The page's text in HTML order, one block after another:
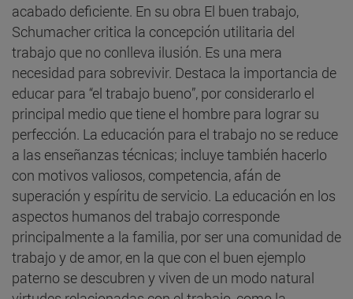
acabado deficiente. En su obra El buen trabajo,
Schumacher critica la concepción utilitaria del
trabajo que no conlleva ilusión. Es una mera
necesidad para sobrevivir. Destaca la importancia de
educar para “el trabajo bueno”, por considerarlo el
principal medio que tiene el hombre para lograr su
perfección. La educación para el trabajo no se reduce
a las enseñanzas técnicas; incluye también hacerlo
con motivos valiosos, competencia, afán de
superación y espíritu de servicio. La educación en los
aspectos humanos del trabajo corresponde
principalmente a la familia, por ser una comunidad de
trabajo y de amor, en la que con el buen ejemplo
paterno se descubren y viven de un modo natural